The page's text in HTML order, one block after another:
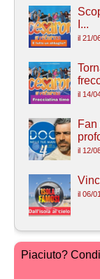
I...
il 21/
il 14/
il 12/
il 06/
Piaciuto?